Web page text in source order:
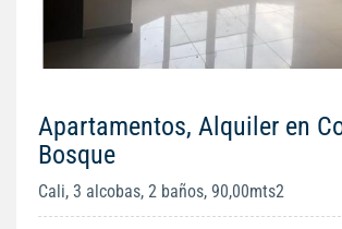
Apartamentos, Alquiler en
Bosque
Cali, 3 alcobas, 2 baños, 90,00mts2